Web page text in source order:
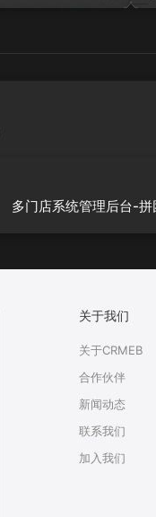
多门店系统管理后台-
关于我们
关于CRMEB
合作伙伴
新闻动态
联系我们
加入我们